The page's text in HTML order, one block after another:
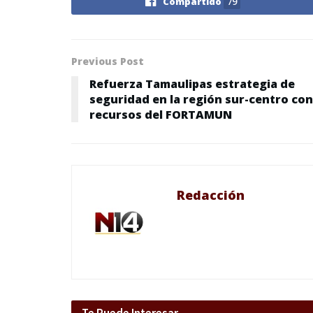
Previous Post
Refuerza Tamaulipas estrategia de
seguridad en la región sur-centro con
recursos del FORTAMUN
Redacción